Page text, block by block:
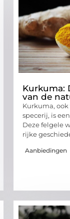
Kurkuma:
van de
Kurkuma,
specerij, is
Deze felgele
rijke
Aanbiedingen